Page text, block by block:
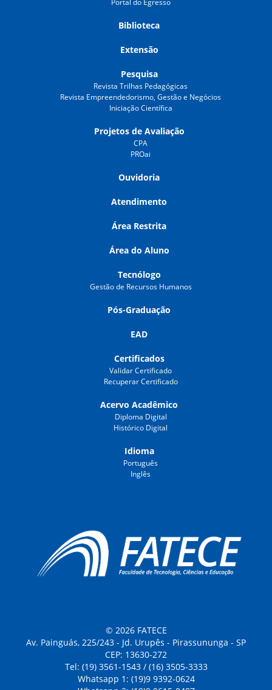
Portal do Egresso
Biblioteca
Extensão
Pesquisa
Revista Trilhas Pedagógicas
Revista Empreendedorismo, Gestão e Negócios
Iniciação Científica
Projetos de Avaliação
CPA
PROai
Ouvidoria
Atendimento
Área Restrita
Área do Aluno
Tecnólogo
Gestão de Recursos Humanos
Pós-Graduação
EAD
Certificados
Validar Certificado
Recuperar Certificado
Acervo Acadêmico
Diploma Digital
Histórico Digital
Idioma
Português
Inglês
© 2026 FATECE
Av. Painguás, 225/243 - Jd. Urupês - Pirassununga - SP
CEP: 13630-272
Tel: (19) 3561-1543 / (16) 3505-3333
Whatsapp 1: (19)9 9392-0624